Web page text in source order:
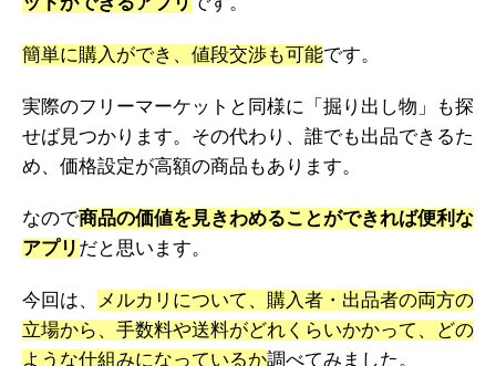
簡単に購入ができ、値段交渉も可能です。
実際のフリーマーケットと同様に「掘り出し物」も探
せば見つかります。その代わり、誰でも出品できるた
め、価格設定が高額の商品もあります。
なので商品の価値を見きわめることができれば便利な
アプリ だと思います。
今回は、
メルカリについて、購入者・出品者の両方の
立場から、手数料や送料がどれくらいかかって、どの
ような仕組みになっているか調べてみました。